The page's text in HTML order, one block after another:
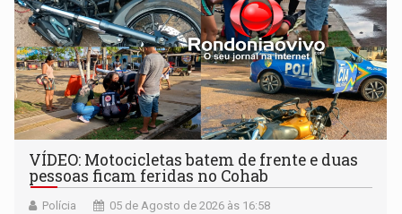
VÍDEO: Motocicletas batem de frente e duas
pessoas ficam feridas no Cohab
Polícia 05 de Agosto de 2026 às 16:58